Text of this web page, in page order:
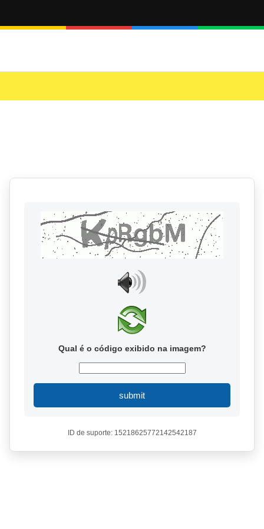
Qual é o código exibido na imagem?
submit
ID de suporte: 15218625772142542187